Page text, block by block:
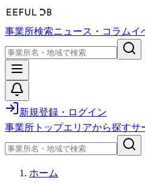
事業所検索ニュース・コラムイ
新規登録・ログイン
事業所トップエリアから探すサ
ホーム